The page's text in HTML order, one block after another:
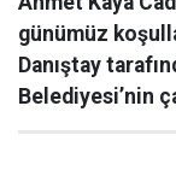
günümüz
Danıştay
Belediyesi’nin